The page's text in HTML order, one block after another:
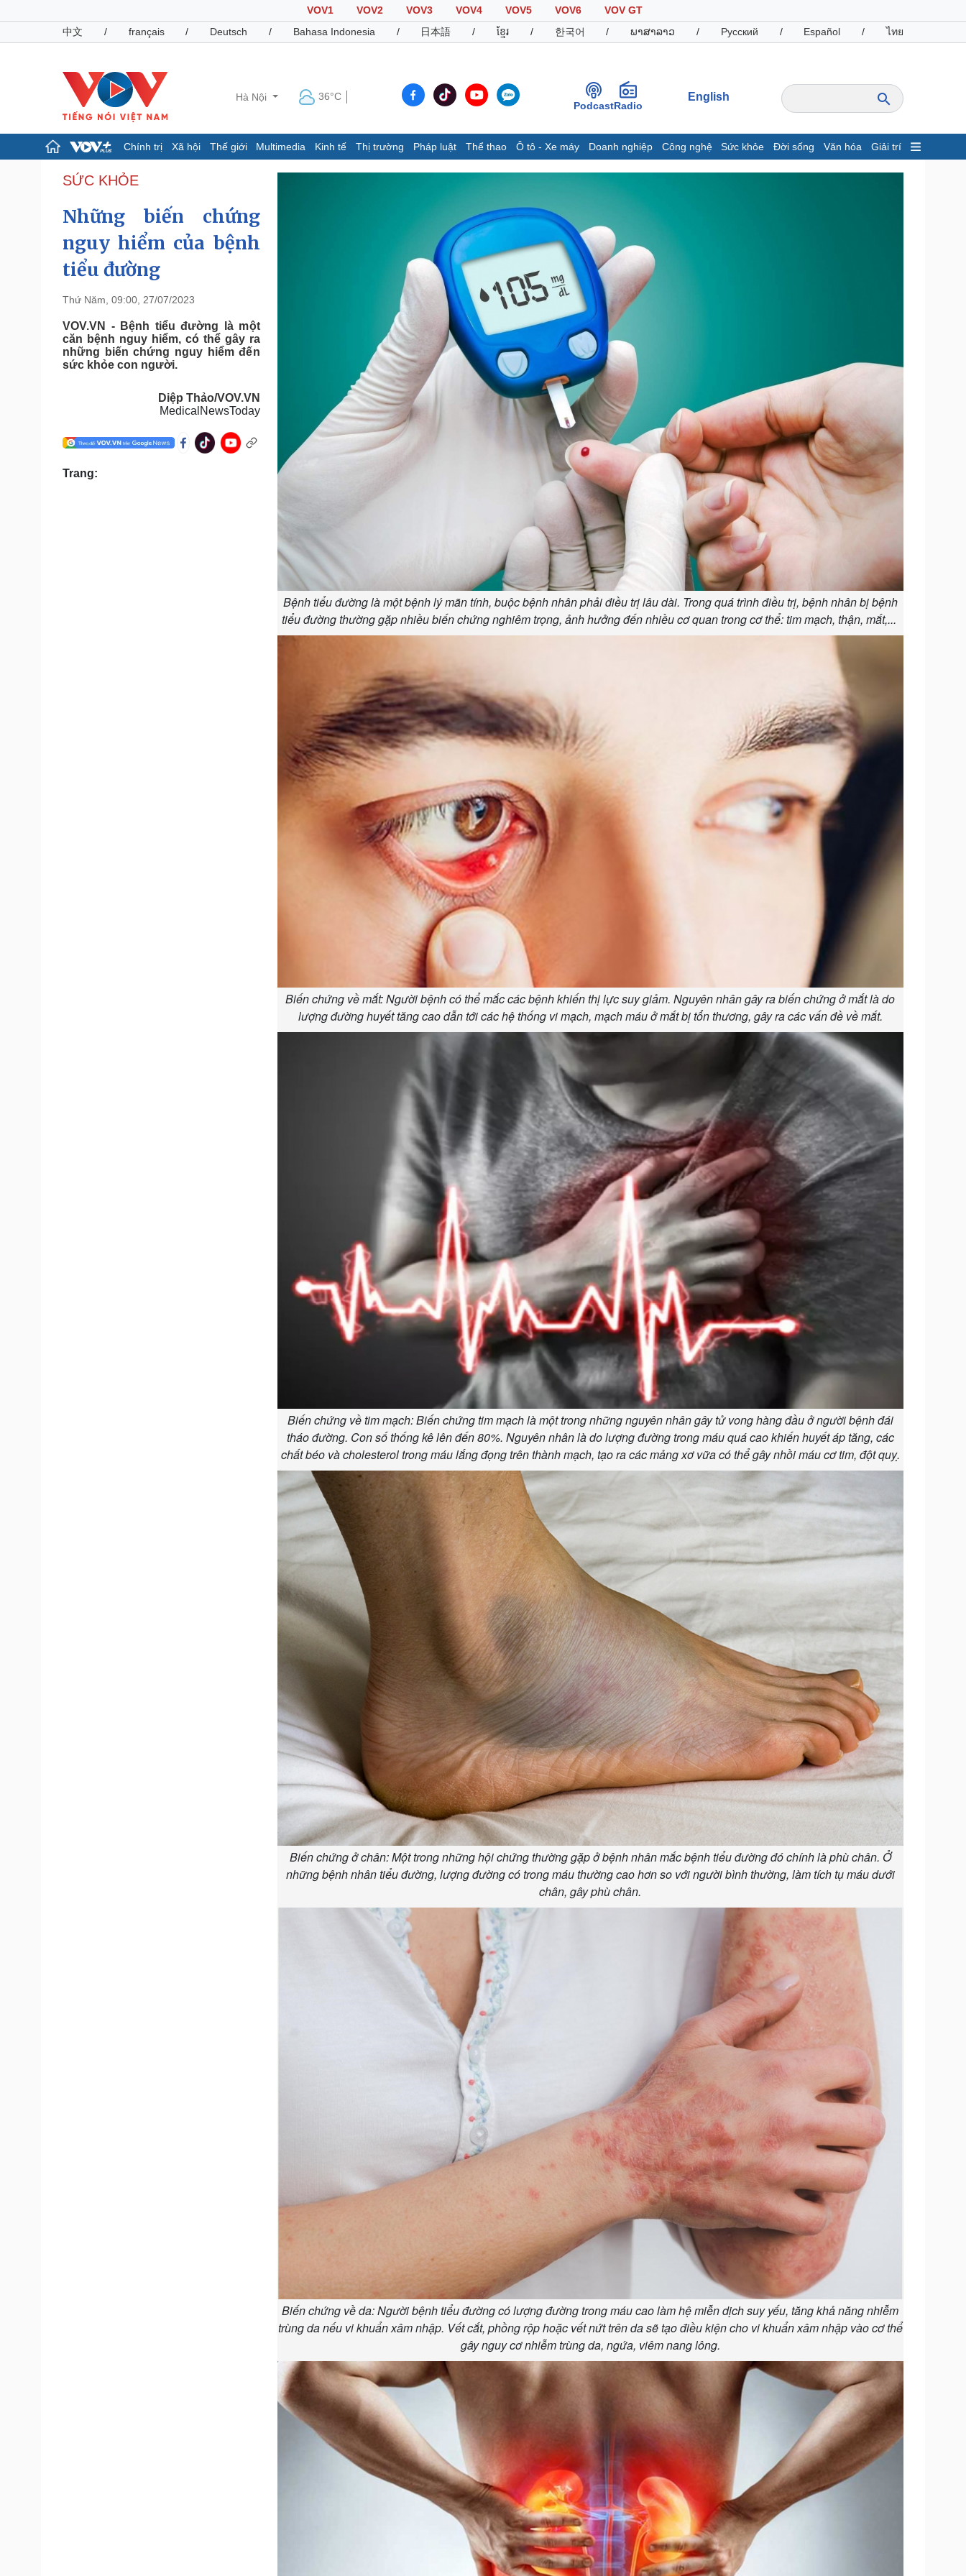
VOV1 VOV2 VOV3 VOV4 VOV5 VOV6
VOV GT
中文
/ français / Deutsch / Bahasa Indonesia / 日本語 / ខ្មែរ / 한국어 / ພາສາລາວ / Русский / Español / ไทย
Hà Nội 36°C
PodcastRadio
English
Chính trị Xã hội Thế giới Multimedia Kinh tế Thị trường Pháp luật Thể thao Ô tô - Xe máy Doanh nghiệp Công nghệ Sức khỏe Đời sống Văn hóa Giải trí
Chính trị
Tổ chức nhân sự
Quốc hội
Nhận diện sự thật
Dự báo thời tiết
Giáo dục
Dấu ấn VOV
Việc làm
Ảnh
E-Magazine
Infographic
Pháp luật
Tin nóng
Tư vấn luật
Việt Nam
Phân tích
Lịch thi đấu bóng đá
Thế giới thể thao
eSports
Hậu trường
Ô tô - Xe máy
Xe máy
Tư vấn
Doanh nghiệp
Sản phụ khoa
Nam khoa
Đời sống
Blog
Tình yêu - Gia đình
Văn hóa
Sân khấu - Điện ảnh
Văn học
Âm nhạc
Giải trí
Nghệ sĩ
Sao Việt
Du lịch
Tư vấn
Săn Tour
check-in
Câu chuyện thời sự
Đọc truyện đêm khuya
Cửa sổ tình yêu
Kể chuyện cho bé
Hạt giống tâm hồn
SỨC KHỎE
Những biến chứng
nguy hiểm của bệnh
tiểu đường
Thứ Năm, 09:00, 27/07/2023
VOV.VN - Bệnh tiểu đường là một
căn bệnh nguy hiểm, có thể gây ra
những biến chứng nguy hiểm đến
sức khỏe con người.
Diệp Thảo/VOV.VN
MedicalNewsToday
Trang:
Bệnh tiểu đường là một bệnh lý mãn tính, buộc bệnh nhân phải điều trị lâu dài. Trong quá trình điều trị, bệnh nhân bị bệnh
tiểu đường thường gặp nhiều biến chứng nghiêm trọng, ảnh hưởng đến nhiều cơ quan trong cơ thể: tim mạch, thận, mắt,...
Biến chứng về mắt: Người bệnh có thể mắc các bệnh khiến thị lực suy giảm. Nguyên nhân gây ra biến chứng ở mắt là do
lượng đường huyết tăng cao dẫn tới các hệ thống vi mạch, mạch máu ở mắt bị tổn thương, gây ra các vấn đề về mắt.
Biến chứng về tim mạch: Biến chứng tim mạch là một trong những nguyên nhân gây tử vong hàng đầu ở người bệnh đái
tháo đường. Con số thống kê lên đến 80%. Nguyên nhân là do lượng đường trong máu quá cao khiến huyết áp tăng, các
chất béo và cholesterol trong máu lắng đọng trên thành mạch, tạo ra các mảng xơ vữa có thể gây nhồi máu cơ tim, đột quỵ.
Biến chứng ở chân: Một trong những hội chứng thường gặp ở bệnh nhân mắc bệnh tiểu đường đó chính là phù chân. Ở
những bệnh nhân tiểu đường, lượng đường có trong máu thường cao hơn so với người bình thường, làm tích tụ máu dưới
chân, gây phù chân.
Biến chứng về da: Người bệnh tiểu đường có lượng đường trong máu cao làm hệ miễn dịch suy yếu, tăng khả năng nhiễm
trùng da nếu vi khuẩn xâm nhập. Vết cắt, phồng rộp hoặc vết nứt trên da sẽ tạo điều kiện cho vi khuẩn xâm nhập vào cơ thể
gây nguy cơ nhiễm trùng da, ngứa, viêm nang lông.